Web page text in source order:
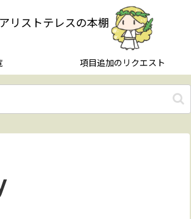
アリストテレスの本棚
項目追加のリクエスト